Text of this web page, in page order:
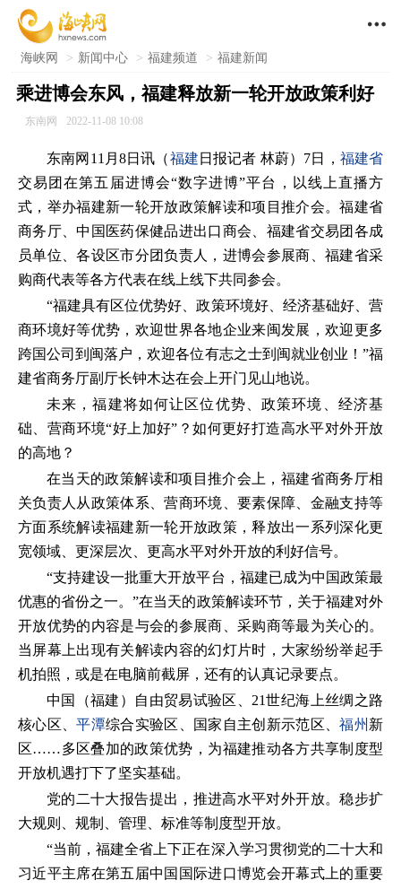

海峡网 > 新闻中心 > 福建频道 > 福建新闻
乘进博会东风，福建释放新一轮开放政策利好
东南网 2022-11-08 10:08
东南网11月8日讯（福建 日报记者 林蔚）7日， 福建省
交易团在第五届进博会“数字进博”平台，以线上直播方
式，举办福建新一轮开放政策解读和项目推介会。福建省
商务厅、中国医药保健品进出口商会、福建省交易团各成
员单位、各设区市分团负责人，进博会参展商、福建省采
购商代表等各方代表在线上线下共同参会。
“福建具有区位优势好、政策环境好、经济基础好、营
商环境好等优势，欢迎世界各地企业来闽发展，欢迎更多
跨国公司到闽落户，欢迎各位有志之士到闽就业创业！”福
建省商务厅副厅长钟木达在会上开门见山地说。
未来，福建将如何让区位优势、政策环境、经济基
础、营商环境“好上加好”？如何更好打造高水平对外开放
的高地？
在当天的政策解读和项目推介会上，福建省商务厅相
关负责人从政策体系、营商环境、要素保障、金融支持等
方面系统解读福建新一轮开放政策，释放出一系列深化更
宽领域、更深层次、更高水平对外开放的利好信号。
“支持建设一批重大开放平台，福建已成为中国政策最
优惠的省份之一。”在当天的政策解读环节，关于福建对外
开放优势的内容是与会的参展商、采购商等最为关心的。
当屏幕上出现有关解读内容的幻灯片时，大家纷纷举起手
机拍照，或是在电脑前截屏，还有的认真记录要点。
中国（福建）自由贸易试验区、21世纪海上丝绸之路
核心区、平潭综合实验区、国家自主创新示范区、福州 新
区……多区叠加的政策优势，为福建推动各方共享制度型
开放机遇打下了坚实基础。
党的二十大报告提出，推进高水平对外开放。稳步扩
大规则、规制、管理、标准等制度型开放。
“当前，福建全省上下正在深入学习贯彻党的二十大和
习近平主席在第五届中国国际进口博览会开幕式上的重要